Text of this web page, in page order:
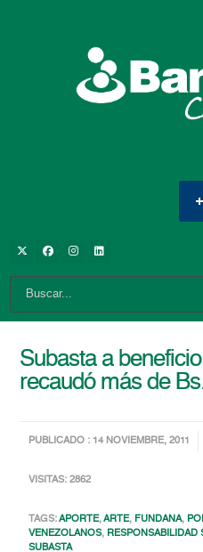
Subasta a
recaudó más de
PUBLICADO : 14 NOVIEMBRE, 2011
VISITAS: 2862
TAGS:APORTE,ARTE, FUNDANA,
VENEZOLANOS, RESPONSABILIDAD
SUBASTA